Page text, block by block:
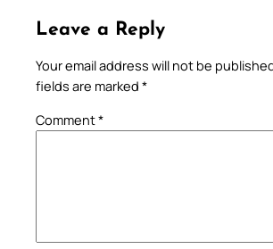
Leave a Reply
Your email address will not be
fields are marked *
Comment*